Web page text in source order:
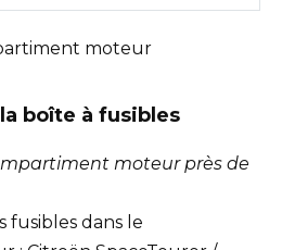
moteur
boîte à fusibles
moteur près de